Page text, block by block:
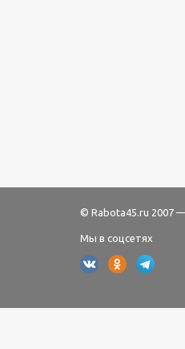
© Rabota45.ru 2007
Мы в соцсетях